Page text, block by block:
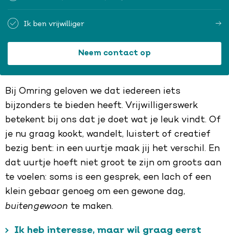
Ik ben vrijwilliger
Neem contact op
Bij Omring geloven we dat iedereen iets
bijzonders te bieden heeft. Vrijwilligerswerk
betekent bij ons dat je doet wat je leuk vindt. Of
je nu graag kookt, wandelt, luistert of creatief
bezig bent: in een uurtje maak jij het verschil. En
dat uurtje hoeft niet groot te zijn om groots aan
te voelen: soms is een gesprek, een lach of een
klein gebaar genoeg om een gewone dag,
buitengewoon te maken.
Ik heb interesse, maar wil graag eerst